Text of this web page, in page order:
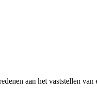
aan het vaststellen